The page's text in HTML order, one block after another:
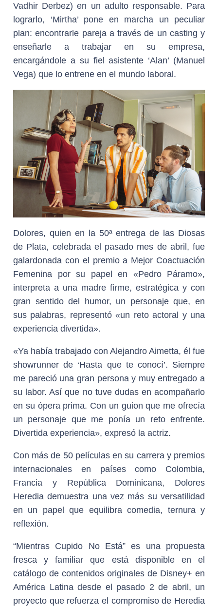
Vadhir Derbez) en un adulto responsable. Para
lograrlo, ‘Mirtha’ pone en marcha un peculiar
plan: encontrarle pareja a través de un casting y
enseñarle a trabajar en su empresa,
encargándole a su fiel asistente ‘Alan’ (Manuel
Vega) que lo entrene en el mundo laboral.
Dolores, quien en la 50ª entrega de las Diosas
de Plata, celebrada el pasado mes de abril, fue
galardonada con el premio a Mejor Coactuación
Femenina por su papel en «Pedro Páramo»,
interpreta a una madre firme, estratégica y con
gran sentido del humor, un personaje que, en
sus palabras, representó «un reto actoral y una
experiencia divertida».
«Ya había trabajado con Alejandro Aimetta, él fue
showrunner de ‘Hasta que te conocí’. Siempre
me pareció una gran persona y muy entregado a
su labor. Así que no tuve dudas en acompañarlo
en su ópera prima. Con un guion que me ofrecía
un personaje que me ponía un reto enfrente.
Divertida experiencia», expresó la actriz.
Con más de 50 películas en su carrera y premios
internacionales en países como Colombia,
Francia y República Dominicana, Dolores
Heredia demuestra una vez más su versatilidad
en un papel que equilibra comedia, ternura y
reflexión.
“Mientras Cupido No Está” es una propuesta
fresca y familiar que está disponible en el
catálogo de contenidos originales de Disney+ en
América Latina desde el pasado 2 de abril, un
proyecto que refuerza el compromiso de Heredia